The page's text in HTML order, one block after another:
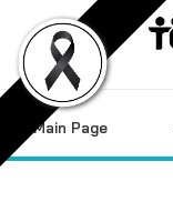
content
Main Page